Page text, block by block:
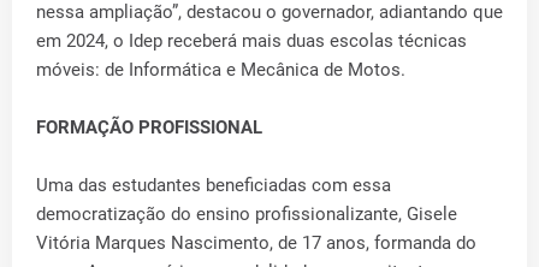
nessa ampliação”, destacou o governador, adiantando que
em 2024, o Idep receberá mais duas escolas técnicas
móveis: de Informática e Mecânica de Motos.
FORMAÇÃO PROFISSIONAL
Uma das estudantes beneficiadas com essa
democratização do ensino profissionalizante, Gisele
Vitória Marques Nascimento, de 17 anos, formanda do